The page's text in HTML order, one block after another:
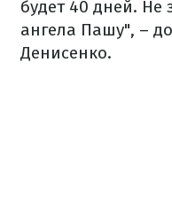
будет 40 дней. Не
ангела Пашу", –
Денисенко.